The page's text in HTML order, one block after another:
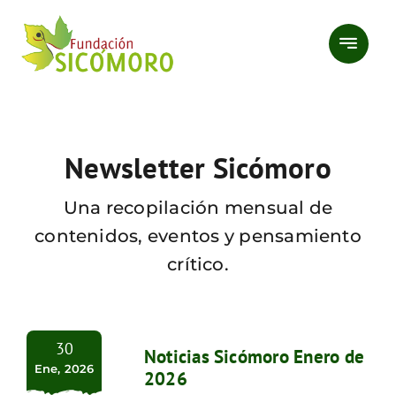
contenido
Newsletter Sicómoro
Una recopilación mensual de
contenidos, eventos y pensamiento
crítico.
30
Ene, 2026
Noticias Sicómoro Enero de
2026